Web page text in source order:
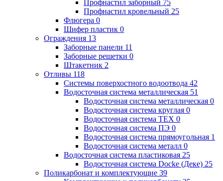
Профнастил заборный 75
Профнастил кровельный 25
Флюгера 0
Шифер пластик 0
Ограждения 13
Заборные панели 11
Заборные решетки 0
Штакетник 2
Отливы 118
Системы поверхостного водоотвода 42
Водосточная система металлическая 51
Водосточная система металлическая 0
Водосточная система круглая 0
Водосточная система ТЕХ 0
Водосточная система ПЭ 0
Водосточная система прямоугольная 1
Водосточная система металл 0
Водосточная система пластиковая 25
Водосточная система Docke (Деке) 25
Поликарбонат и комплектующие 39